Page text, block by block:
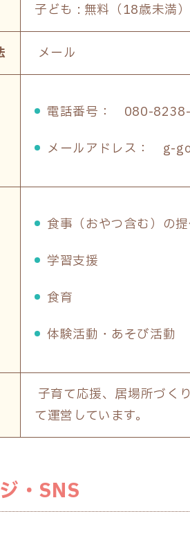
子ども : 無料（18歳未
メール
電話番号： 080-
メールアドレス： g-
食事（おやつ含む）の
学習支援
食育
体験活動・あそび活動
子育て応援、居場所づく
て運営しています。
・SNS